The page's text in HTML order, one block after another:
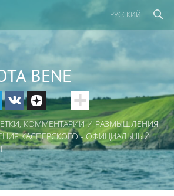
РУССКИЙ
BENE
КОММЕНТАРИИ И РАЗМЫШЛЕНИЯ
КАСПЕРСКОГО - ОФИЦИАЛЬНЫЙ